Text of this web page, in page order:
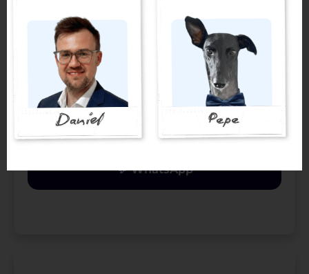
Philipp Schmitt M.A.
Fachberater f. Finanzdienstleistungen
✉️ E-Mail
💬 WhatsApp